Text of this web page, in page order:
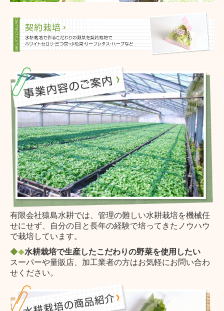
有限会社猿島水耕では、管理の難しい水耕栽培を機械任
せにせず、自分の目と長年の経験で培ってきたノウハウ
で栽培しています。
◆◆水耕栽培で生産したこだわりの野菜を使用したい
スーパーや量販店、加工業者の方はお気軽にお問い合わ
せください。